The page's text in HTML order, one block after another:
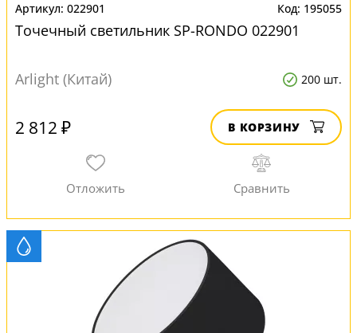
022901 195055
Точечный светильник SP-RONDO 022901
Arlight (Китай) 200 шт.
2 812 ₽ В КОРЗИНУ